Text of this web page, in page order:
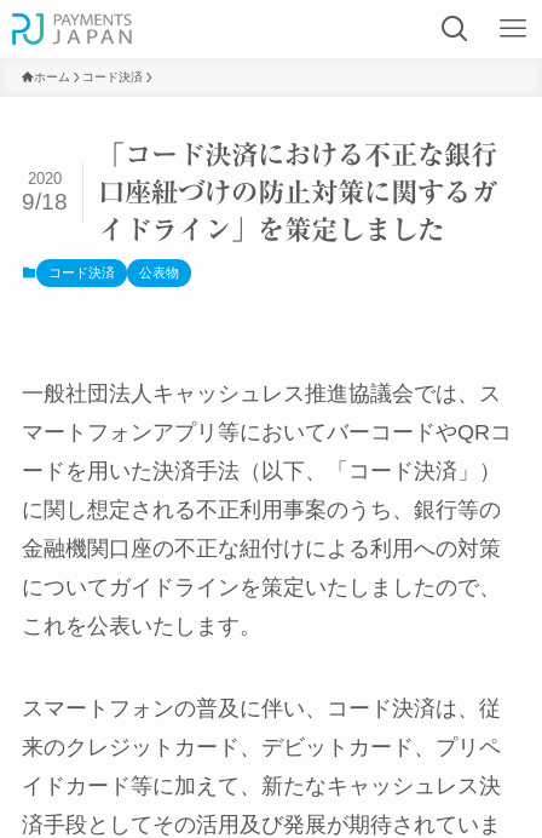
ホーム コード決済
「コード決済における不正な銀行
口座紐づけの防止対策に関するガ
イドライン」を策定しました
2020
9/18
コード決済 公表物
一般社団法人キャッシュレス推進協議会では、ス
マートフォンアプリ等においてバーコードやQRコ
ードを用いた決済手法（以下、「コード決済」）
に関し想定される不正利用事案のうち、銀行等の
金融機関口座の不正な紐付けによる利用への対策
についてガイドラインを策定いたしましたので、
これを公表いたします。
スマートフォンの普及に伴い、コード決済は、従
来のクレジットカード、デビットカード、プリペ
イドカード等に加えて、新たなキャッシュレス決
済手段としてその活用及び発展が期待されていま